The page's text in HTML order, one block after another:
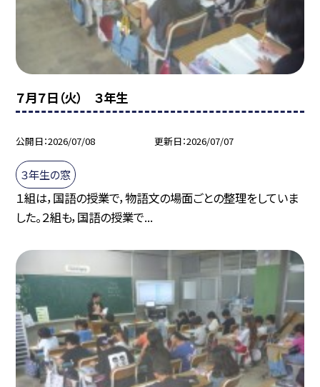
７月７日（火） ３年生
公開日 2026/07/08 更新日 2026/07/07
３年生の窓
１組は，国語の授業で，物語文の場面ごとの整理をしていま
した。２組も，国語の授業で...